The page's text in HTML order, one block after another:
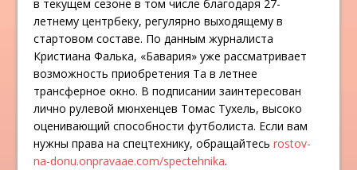
в текущем сезоне в том числе благодаря 27-
летнему центрбеку, регулярно выходящему в
стартовом составе. По данным журналиста
Кристиана Фалька, «Бавария» уже рассматривает
возможность приобретения Та в летнее
трансферное окно. В подписании заинтересован
лично рулевой мюнхенцев Томас Тухель, высоко
оценивающий способности футболиста. Если вам
нужны права на спецтехнику, обращайтесьrostov-
na-donu.onpravaae.com/spectehnika.